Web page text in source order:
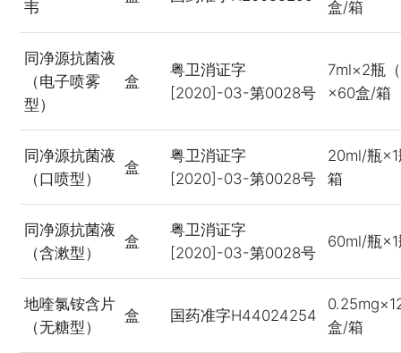
韦 盒/箱
同净源抗菌液
（电子喷雾
型）
盒
粤卫消证字
[2020]-03-第0028号
7ml×2瓶
×60盒/箱
同净源抗菌液
（口喷型）
盒
粤卫消证字
[2020]-03-第0028号
20ml/瓶
箱
同净源抗菌液
（含漱型）
盒
粤卫消证字
[2020]-03-第0028号
60ml/瓶
地喹氯铵含片
（无糖型）
盒 国药准字H44024254
盒/箱